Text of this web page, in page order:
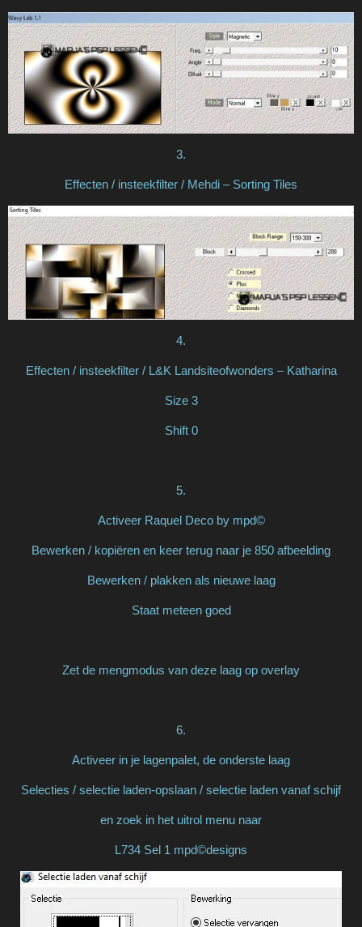
3.
Effecten / insteekfilter / Mehdi – Sorting Tiles
4.
Effecten / insteekfilter / L&K Landsiteofwonders – Katharina
Size 3
Shift 0
5.
Activeer Raquel Deco by mpd©
Bewerken / kopiëren en keer terug naar je 850 afbeelding
Bewerken / plakken als nieuwe laag
Staat meteen goed
Zet de mengmodus van deze laag op overlay
6.
Activeer in je lagenpalet, de onderste laag
Selecties / selectie laden-opslaan / selectie laden vanaf schijf
en zoek in het uitrol menu naar
L734 Sel 1 mpd©designs